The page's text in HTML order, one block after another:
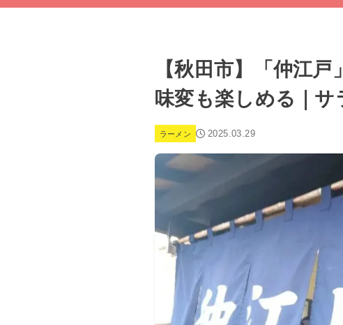
【秋田市】「仲江
味変も楽しめる｜サ
ラーメン 2025.03.29